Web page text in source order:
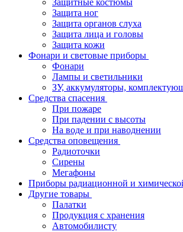
Защитные костюмы
Защита ног
Защита органов слуха
Защита лица и головы
Защита кожи
Фонари и световые приборы
Фонари
Лампы и светильники
ЗУ, аккумуляторы,
Средства спасения
При пожаре
При падении с высоты
На воде и при наводнении
Средства оповещения
Радиоточки
Сирены
Мегафоны
Приборы радиационной и
Другие товары
Палатки
Продукция с хранения
Автомобилисту